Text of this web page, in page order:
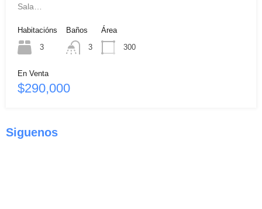
Sala…
Habitacións
3
Baños
3
Área
300
En Venta
$290,000
Siguenos